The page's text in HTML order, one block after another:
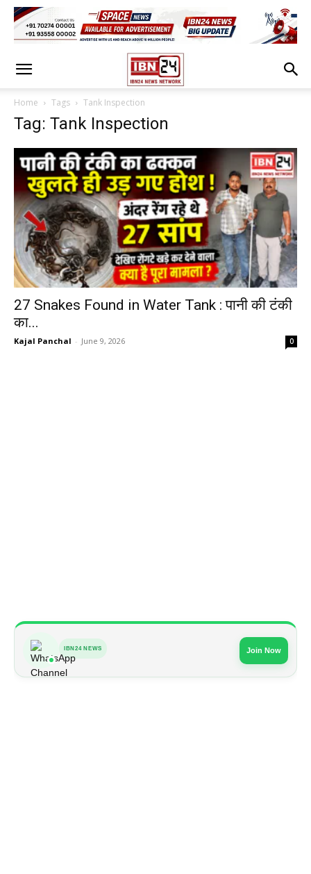
Home Tags Tank Inspection
Tag: Tank Inspection
27 Snakes Found in Water Tank : पानी की टंकी
का...
Kajal Panchal - June 9, 2026 0
IBN24 NEWS Join Now